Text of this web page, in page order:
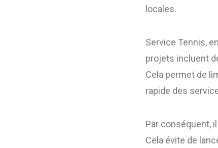
locales.
Service Tennis,
projets incluent
Cela permet de
rapide des
Par conséquent,
Cela évite de